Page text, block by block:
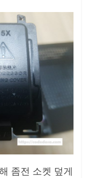
좀전 소켓 덮게